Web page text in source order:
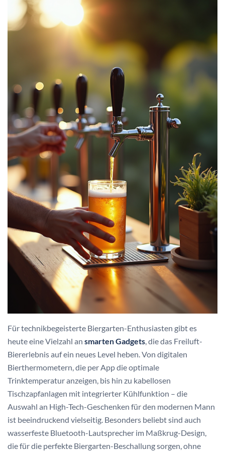
Für technikbegeisterte Biergarten-Enthusiasten gibt es
heute eine Vielzahl an smarten Gadgets, die das Freiluft-
Biererlebnis auf ein neues Level heben. Von digitalen
Bierthermometern, die per App die optimale
Trinktemperatur anzeigen, bis hin zu kabellosen
Tischzapfanlagen mit integrierter Kühlfunktion – die
Auswahl an High-Tech-Geschenken für den modernen Mann
ist beeindruckend vielseitig. Besonders beliebt sind auch
wasserfeste Bluetooth-Lautsprecher im Maßkrug-Design,
die für die perfekte Biergarten-Beschallung sorgen, ohne